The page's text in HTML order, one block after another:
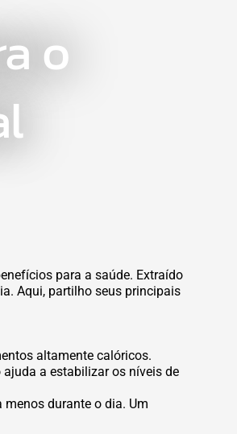
o
para a saúde. Extraído
Aqui, partilho seus principais
altamente calóricos.
a estabilizar os níveis de
durante o dia. Um